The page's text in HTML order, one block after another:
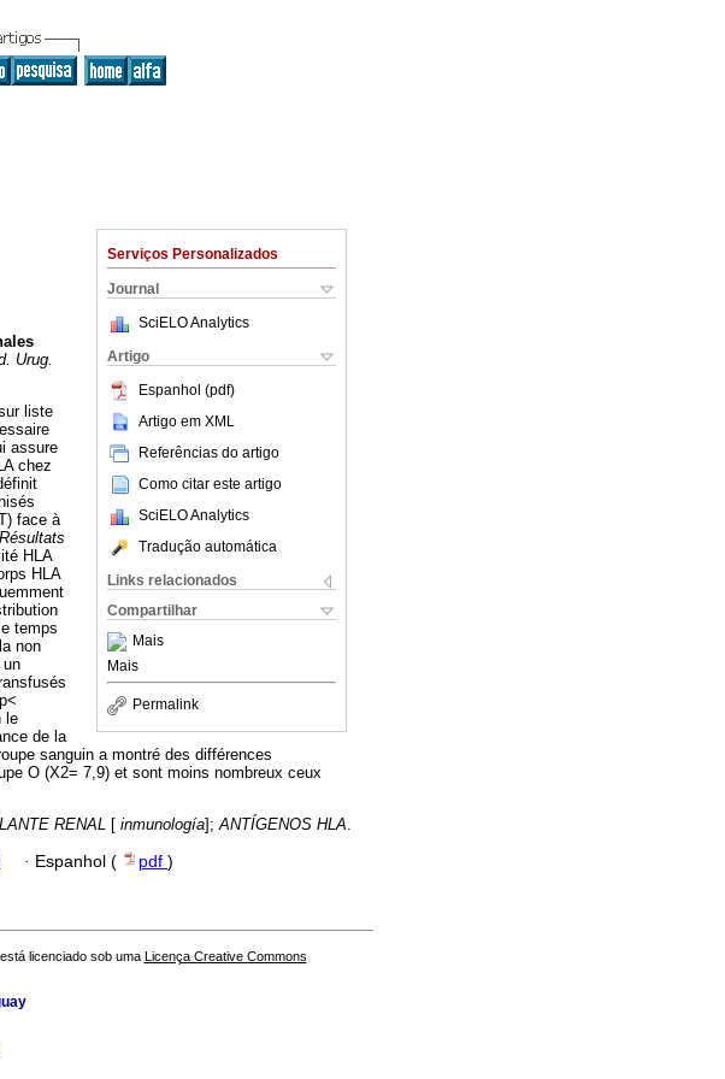
Serviços Personalizados
Journal
SciELO Analytics
Artigo
Espanhol (pdf)
Artigo em XML
Referências do artigo
Como citar este artigo
SciELO Analytics
Tradução automática
Links relacionados
Compartilhar
Mais
Mais
Permalink
Urug.
liste
assure
chez
face à
Résultats
HLA
HLA
temps
non
un
le
de la
sanguin a montré des différences
O (X2= 7,9) et sont moins nombreux ceux
RENAL [ inmunología];ANTÍGENOS HLA.
· Espanhol ( pdf )
licenciado sob uma Licença Creative Commons